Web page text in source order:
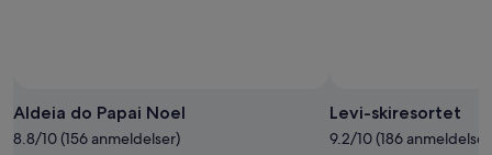
Aldeia do Papai Noel
8.8/10 (156 anmeldelser)
Levi-skiresortet
9.2/10 (186